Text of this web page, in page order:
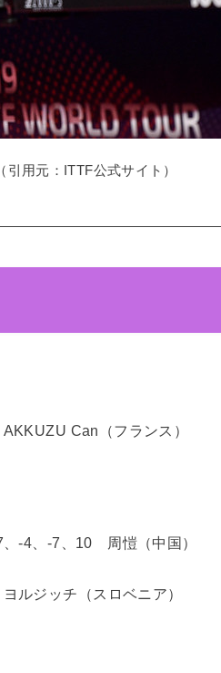
（引用元：ITTF公式サイト）
Can（フランス）
-4、-7、10 周愷（中国）
ルジッチ（スロベニア）